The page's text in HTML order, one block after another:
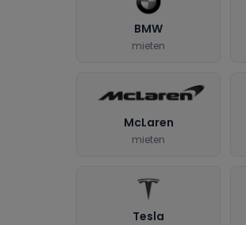
BMW
mieten
McLaren
mieten
Tesla